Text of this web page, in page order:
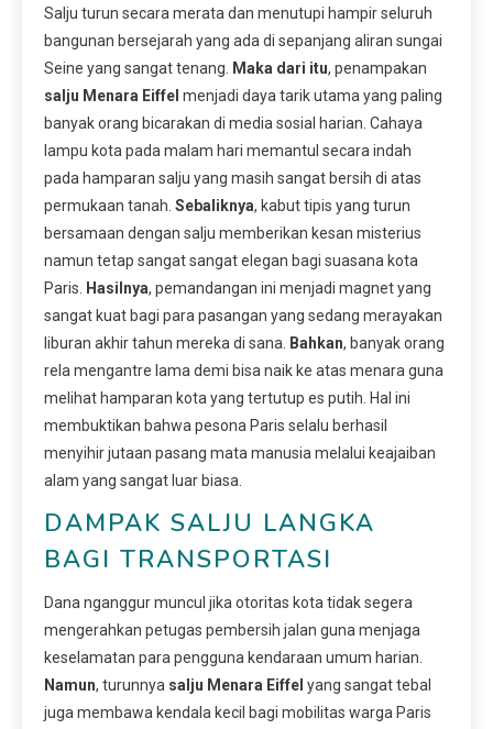
Salju turun secara merata dan menutupi hampir seluruh
bangunan bersejarah yang ada di sepanjang aliran sungai
Seine yang sangat tenang.
Maka dari itu, penampakan
salju Menara Eiffel menjadi daya tarik utama yang paling
banyak orang bicarakan di media sosial harian. Cahaya
lampu kota pada malam hari memantul secara indah
pada hamparan salju yang masih sangat bersih di atas
permukaan tanah. Sebaliknya, kabut tipis yang turun
bersamaan dengan salju memberikan kesan misterius
namun tetap sangat sangat elegan bagi suasana kota
Paris.
Hasilnya, pemandangan ini menjadi magnet yang
sangat kuat bagi para pasangan yang sedang merayakan
liburan akhir tahun mereka di sana.
Bahkan, banyak orang
rela mengantre lama demi bisa naik ke atas menara guna
melihat hamparan kota yang tertutup es putih. Hal ini
membuktikan bahwa pesona Paris selalu berhasil
menyihir jutaan pasang mata manusia melalui keajaiban
alam yang sangat luar biasa.
DAMPAK SALJU LANGKA
BAGI TRANSPORTASI
Dana nganggur muncul jika otoritas kota tidak segera
mengerahkan petugas pembersih jalan guna menjaga
keselamatan para pengguna kendaraan umum harian.
Namun, turunnya salju Menara Eiffel yang sangat tebal
juga membawa kendala kecil bagi mobilitas warga Paris